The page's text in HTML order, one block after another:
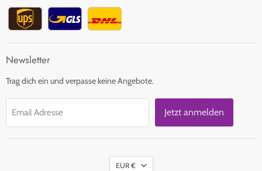
Newsletter
Trag dich ein und verpasse keine Angebote.
Email Adresse Jetzt anmelden
EUR €